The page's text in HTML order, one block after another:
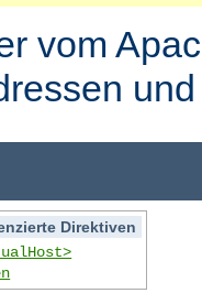
vom
Direktiven